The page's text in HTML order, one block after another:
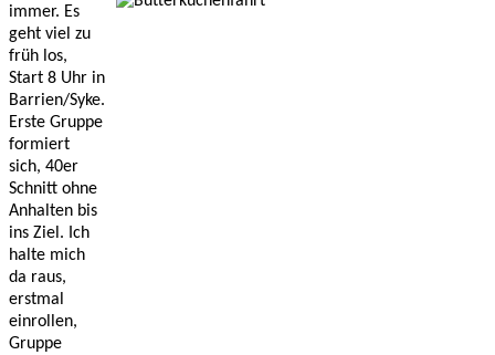
immer. Es
geht viel zu
früh los,
Start 8 Uhr in
Erste Gruppe
formiert
sich, 40er
Schnitt ohne
Anhalten bis
ins Ziel. Ich
halte mich
da raus,
erstmal
einrollen,
Gruppe